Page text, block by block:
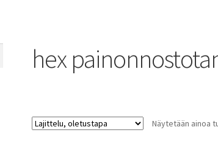
hex
Näytetään ainoa